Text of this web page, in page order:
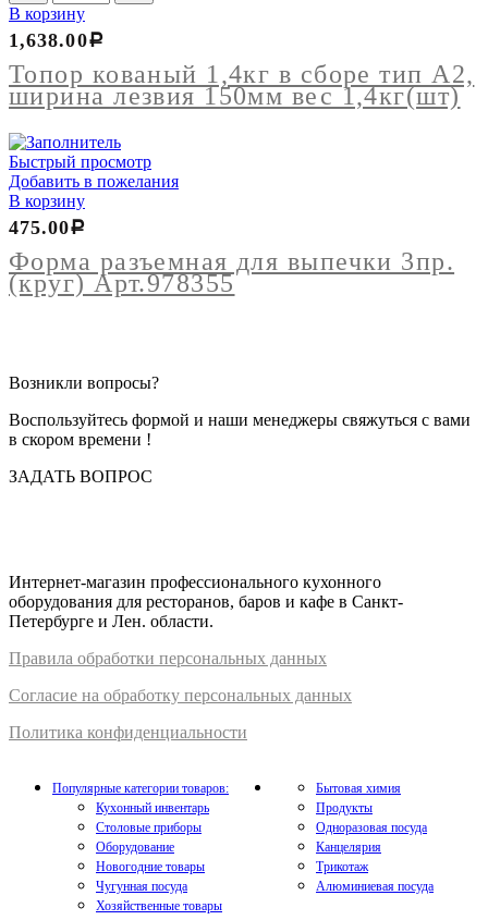
товара
Топор
кованый
1,4кг
в
сборе
А2,
ширина
лезвия
150мм
вес
В корзину
Топор кованый 1,4кг в сборе тип А2,
ширина лезвия 150мм вес 1,4кг(шт)
1,638.00Р
Быстрый просмотр
Добавить в пожелания
В корзину
Форма разъемная для выпечки 3пр.
(круг) Арт.978355
475.00Р
Возникли вопросы?
Воспользуйтесь формой и наши менеджеры свяжуться с вами
в скором времени !
ЗАДАТЬ ВОПРОС
Интернет-магазин профессионального кухонного
оборудования для ресторанов, баров и кафе в Санкт-
Петербурге и Лен. области.
Правила обработки персональных данных
Согласие на обработку персональных данных
Политика конфиденциальности
Популярные категории товаров:
Кухонный инвентарь
Столовые приборы
Оборудование
Новогодние товары
Чугунная посуда
Хозяйственные товары
Бытовая химия
Продукты
Одноразовая посуда
Канцелярия
Трикотаж
Алюминиевая посуда